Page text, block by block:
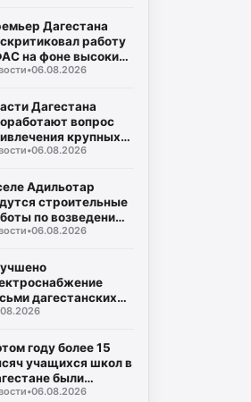
Дагестана
работу
на фоне высоких
на топливо
•06.08.2026
Дагестана
вопрос
крупных
компаний на
•06.08.2026
Адильотар
строительные
по возведению
школы и
•06.08.2026
дагестанских
пунктов
году более 15
учащихся школ в
были
в
•06.08.2026